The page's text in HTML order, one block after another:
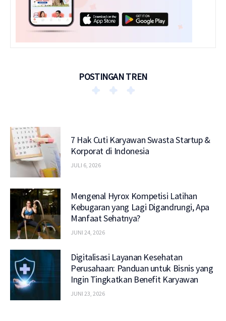
POSTINGAN TREN
7 Hak Cuti Karyawan Swasta Startup &
Korporat di Indonesia
JULI 6, 2026
Mengenal Hyrox Kompetisi Latihan
Kebugaran yang Lagi Digandrungi, Apa
Manfaat Sehatnya?
JUNI 24, 2026
Digitalisasi Layanan Kesehatan
Perusahaan: Panduan untuk Bisnis yang
Ingin Tingkatkan Benefit Karyawan
JUNI 23, 2026